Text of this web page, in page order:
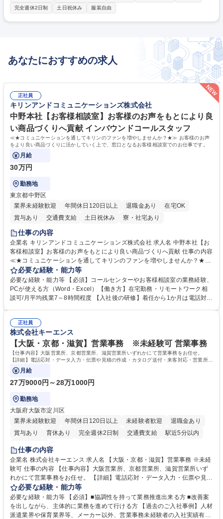
的に業務を進めていただきます。 【詳細】入社後はCADを使用した製図
や開発の作成した仕様書に沿った試作品の評価実験/データ整理/報告書作
成また試作品の組み立てをお任せいたします。将来的には評価/製造治具の
てに関するユニットやパーツごとに分業し行っているため力仕事はほとん
迎/転勤無/残業20h
完全週休2日制
土日祝休み 服装自由
あなたにおすすめの求人
正社員
キリンアンドコミュニケーションズ株式会社
中野本社【お客様相談室】お客様のお声をもとにより良
い商品づくりへ貢献 インバウンドコールスタッフ
≪★コミュニケーションを通してキリンのファンを増やしませんか？★≫ お客様のお声
をより良い商品づくりに活かしていく上で、窓口となるお客様相談室でのお仕事です。
月給
30万円
勤務地
東京都中野区
業界未経験歓迎
年間休日120日以上 退職金あり
在宅OK
賞与あり
交通費支給 土日祝休み 寮・社宅あり
仕事の内容
企業名 キリンアンドコミュニケーションズ株式会社 求人名 中野本社【お
客様相談室】お客様のお声をもとにより良い商品づくりへ貢献 仕事の内容
≪★コミュニケーションを通してキリンのファンを増やしませんか？★≫
お客様のお声をより良い商品づくりに活かしていく上で、窓口となるお客
様相談室でのお仕事です。 日々お客様からいただくキリングループへのご
意見を、企業活動に活かしています。お客様からの声に迅速かつ誠意をも
って対応、情報提供するとともにグループ内活動に反映しています。 【具
平均100件前後■メール・手紙：同上40件前後 募集職種 中野本社【お客様
相談室】お客様のお声をもとにより良い商品づくりへ貢献
必要な経験・能力等
必要な経験・能力等 【必須】コールセンターやお客様相談室の業務経験、
PCが使える方（Word・Excel）【働き方】在宅勤務・リモートワーク相
談可/月平均残業7～8時間程度 【入社後の研修】着任から1か月は電話対応
すのでご安心ください。 【当社について】キリングループの広報機能を担
う会社として、お客様との出会いを大切にし、磨き上げたホスピタリティ
を込めてコミュニケーションをとりながら広報関連業務を行っておりま
す。 学歴・資格 学歴：大学院 大学 高専 短大 専修学校 高校 語学力： 資
格：
正社員
株式会社キーエンス
【大阪・京都・滋賀】営業事務 ※未経験可 営業事務
【仕事内容】大阪営業所、京都営業所、滋賀営業所いずれかにて営業事務をお任せ。
【詳細】電話応対・データ入力・伝票や見積の作成・カタログ送付・来客対応・営業所内
で発生する事務業務や業務改善をお任せ。
月給
27万9000円～28万1000円
勤務地
大阪府大阪市淀川区
業界未経験歓迎
年間休日120日以上 未経験者歓迎
退職金あり
賞与あり
育休あり 完全週休2日制 交通費支給
駅近5分以内
土日祝休み
仕事の内容
企業名 株式会社キーエンス 求人名 【大阪・京都・滋賀】営業事務 ※未経
験可 仕事の内容 【仕事内容】大阪営業所、京都営業所、滋賀営業所いず
れかにて営業事務をお任せ。 【詳細】電話応対・データ入力・伝票や見積
の作成・カタログ送付・来客対応・営業所内で発生する事務業務や業務改
善をお任せ。 【教育制度】ご入社後、育成担当とペアになりながらOJTに
て業務を覚えていただくことが可能です。業務システムがきちんと構築さ
れているため、スムーズに仕事に慣れることができる環境です。また、
必要な経験・能力等
必要な経験・能力等 【必須】■協調性を持って業務推進出来る方 ■改善案
を出しながら、主体的に業務を進めて行ける方 【過去のご入社事例】人材
派遣業界や保育業界等、メーカー以外、営業事務未経験者の入社実績有